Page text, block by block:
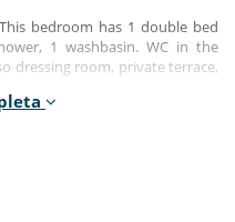
bedroom has 1 double bed
1 washbasin. WC in the
dressing room, private terrace,
bedroom has 1 double bed
1 washbasin. WC in the